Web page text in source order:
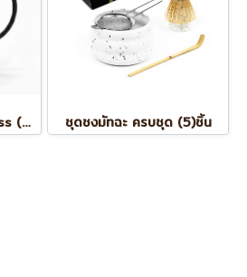
เหยือกแก้ว French Press (1ลิตร) ชุดชงมัทฉะ ครบชุด (5)ชิ้น